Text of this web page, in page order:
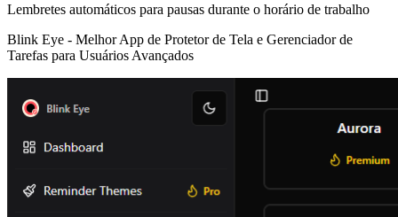
Lembretes automáticos para pausas durante o horário de trabalho
Blink Eye - Melhor App de Protetor de Tela e Gerenciador de
Tarefas para Usuários Avançados